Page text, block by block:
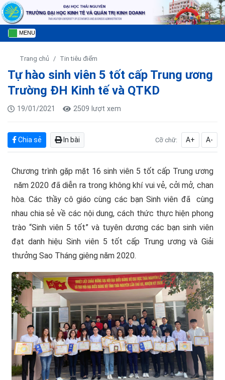
MENU
Trang chủ Tin tiêu điểm
Tự hào sinh viên 5 tốt cấp Trung ương
Trường ĐH Kinh tế và QTKD
19/01/2021 2509 lượt xem
Chia sẻ In bài Cỡ chữ: A+ A-
Chương trình gặp mặt 16 sinh viên 5 tốt cấp Trung ương
năm 2020 đã diễn ra trong không khí vui vẻ, cởi mở, chan
hòa. Các thầy cô giáo cùng các bạn Sinh viên đã cùng
nhau chia sẻ về các nội dung, cách thức thực hiện phong
trào “Sinh viên 5 tốt” và tuyên dương các bạn sinh viên
đạt danh hiệu Sinh viên 5 tốt cấp Trung ương và Giải
thưởng Sao Tháng giêng năm 2020.